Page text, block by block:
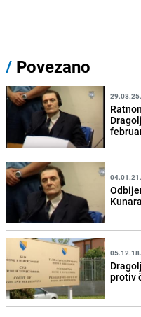
/ Povezano
protiv